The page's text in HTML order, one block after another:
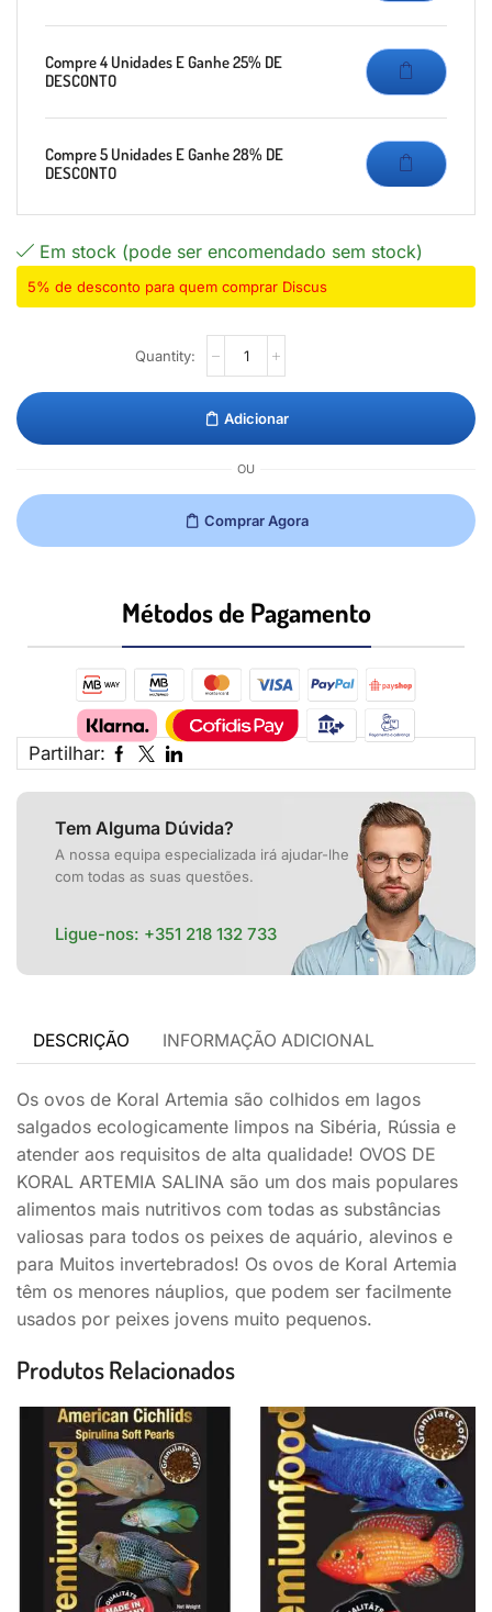
Compre 4 Unidades E Ganhe 25% DE
DESCONTO
Compre 5 Unidades E Ganhe 28% DE
DESCONTO
Em stock (pode ser encomendado sem stock)
5% de desconto para quem comprar Discus
Adicionar
OU
Comprar Agora
Métodos de Pagamento​
Partilhar:
Tem Alguma Dúvida?
A nossa equipa especializada irá ajudar-lhe
com todas as suas questões.
Ligue-nos: +351 218 132 733
DESCRIÇÃO INFORMAÇÃO ADICIONAL
Os ovos de Koral Artemia são colhidos em lagos
salgados ecologicamente limpos na Sibéria, Rússia e
atender aos requisitos de alta qualidade! OVOS DE
KORAL ARTEMIA SALINA são um dos mais populares
alimentos mais nutritivos com todas as substâncias
valiosas para todos os peixes de aquário, alevinos e
para Muitos invertebrados! Os ovos de Koral Artemia
têm os menores náuplios, que podem ser facilmente
usados por peixes jovens muito pequenos.
Produtos Relacionados